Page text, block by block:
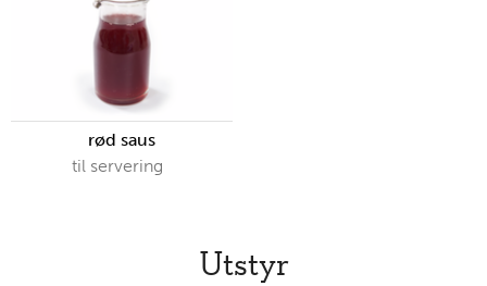
rød saus
til servering
Utstyr